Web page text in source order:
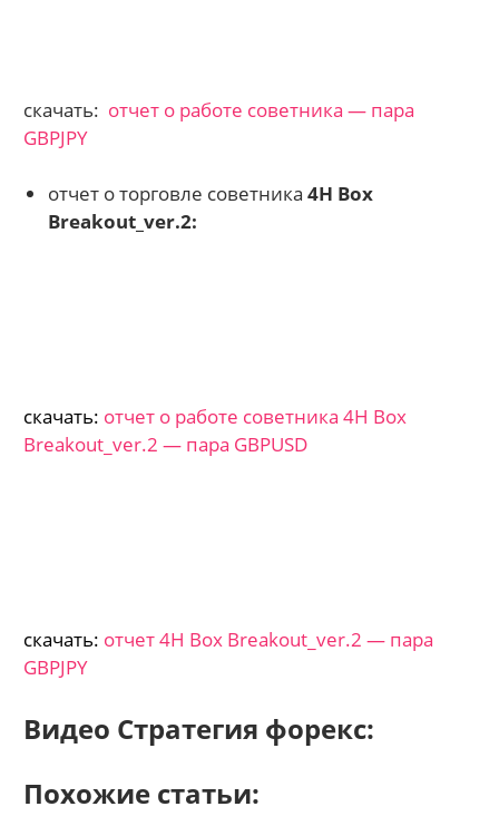
скачать: отчет о работе советника — пара
GBPJPY
отчет о торговле советника 4H Box
Breakout_ver.2:
скачать: отчет о работе советника 4H Box
Breakout_ver.2 — пара GBPUSD
скачать: отчет 4H Box Breakout_ver.2 — пара
GBPJPY
Видео Стратегия форекс:
Похожие статьи: